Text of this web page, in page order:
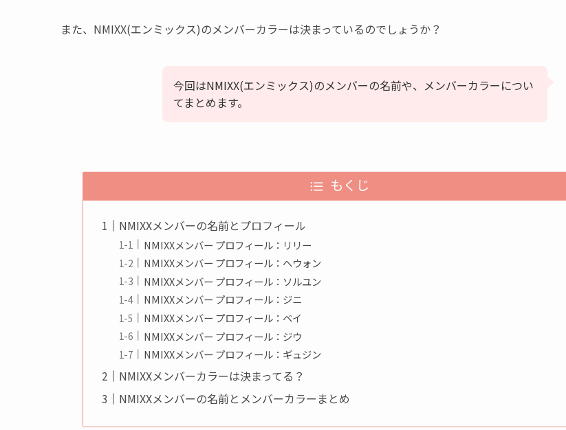
また、NMIXX(エンミックス)のメンバーカラーは決まっているのでしょうか？
今回はNMIXX(エンミックス)のメンバーの名前や、メンバーカラーについ
てまとめます。
もくじ
NMIXXメンバーの名前とプロフィール
NMIXXメンバー プロフィール：リリー
NMIXXメンバー プロフィール：へウォン
NMIXXメンバー プロフィール：ソルユン
NMIXXメンバー プロフィール：ジニ
NMIXXメンバー プロフィール：ベイ
NMIXXメンバー プロフィール：ジウ
NMIXXメンバー プロフィール：ギュジン
NMIXXメンバーカラーは決まってる？
NMIXXメンバーの名前とメンバーカラーまとめ